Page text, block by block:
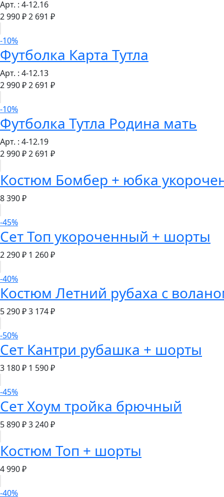
Арт. : 4-12.16
2 990 ₽2 691 ₽
-10%
Футболка Карта Тутла
Арт. : 4-12.13
2 990 ₽2 691 ₽
-10%
Футболка Тутла Родина мать
Арт. : 4-12.19
2 990 ₽2 691 ₽
Костюм Бомбер + юбка
8 390 ₽
-45%
Сет Топ укороченный + шорты
2 290 ₽ 1 260 ₽
-40%
Костюм Летний рубаха с
5 290 ₽3 174 ₽
-50%
Сет Кантри рубашка + шорты
3 180 ₽ 1 590 ₽
-45%
Сет Хоум тройка брючный
5 890 ₽3 240 ₽
Костюм Топ + шорты
4 990 ₽
-40%